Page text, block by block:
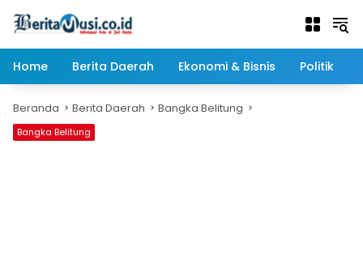
Home
Berita Daerah Ekonomi & Bisnis Politik
Beranda Berita Daerah Bangka Belitung
Bangka Belitung